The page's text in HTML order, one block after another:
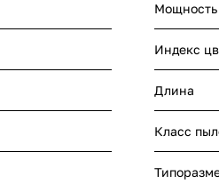
Мощность
Индекс
Длина
Класс